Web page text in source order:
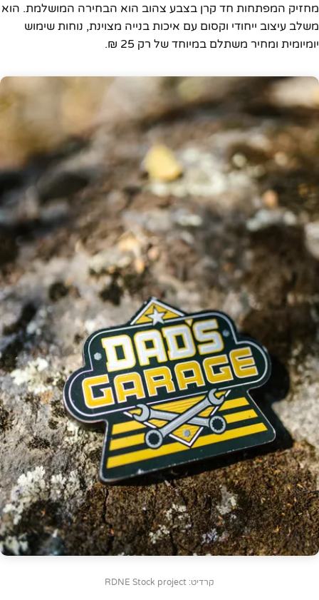
מחזיק המפתחות חד קרן בצבע צהוב הוא הבחירה המושלמת. הוא
משלב עיצוב ייחודי וקסום עם איכות בנייה מצוינת, נוחות שימוש
יומיומית ומחיר משתלם במיוחד של רק 25 ₪.
קרדיט: RDNE Stock project